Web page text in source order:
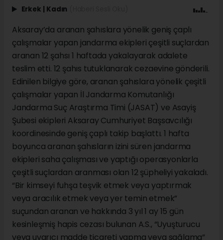
Erkek | Kadın
Aksaray’da aranan şahıslara yönelik geniş çaplı
çalışmalar yapan jandarma ekipleri çeşitli suçlardan
aranan 12 şahsı 1 haftada yakalayarak adalete
teslim etti. 12 şahıs tutuklanarak cezaevine gönderili.
Edinilen bilgiye göre, aranan şahıslara yönelik çeşitli
çalışmalar yapan İl Jandarma Komutanlığı
Jandarma Suç Araştırma Timi (JASAT) ve Asayiş
Şubesi ekipleri Aksaray Cumhuriyet Başsavcılığı
koordinesinde geniş çaplı takip başlattı. 1 hafta
boyunca aranan şahısların izini süren jandarma
ekipleri saha çalışması ve yaptığı operasyonlarla
çeşitli suçlardan aranması olan 12 şüpheliyi yakaladı.
“Bir kimseyi fuhşa teşvik etmek veya yaptırmak
veya aracılık etmek veya yer temin etmek”
suçundan aranan ve hakkında 3 yıl 1 ay 15 gün
kesinleşmiş hapis cezası bulunan A.S., “Uyuşturucu
veya uyarıcı madde ticareti yapma veya sağlama”